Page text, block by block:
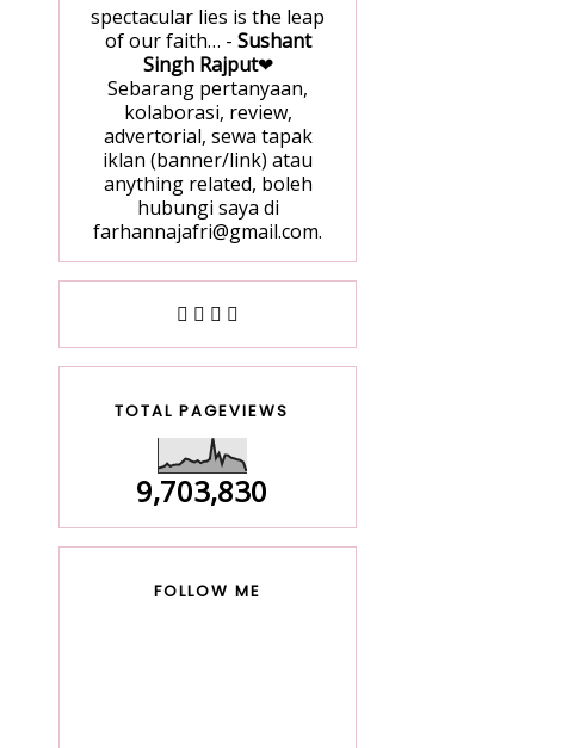
spectacular lies is the leap
of our faith… - Sushant
Singh Rajput❤
Sebarang pertanyaan,
kolaborasi, review,
advertorial, sewa tapak
iklan (banner/link) atau
anything related, boleh
hubungi saya di
farhannajafri@gmail.com.
TOTAL PAGEVIEWS
9,703,830
FOLLOW ME